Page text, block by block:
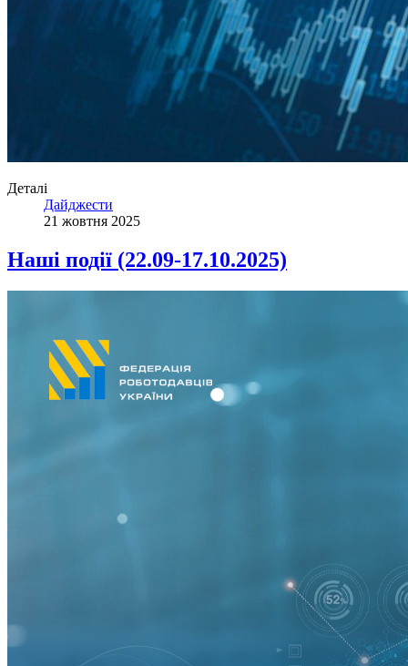
Деталі
Дайджести
21 жовтня 2025
Наші події (22.09-17.10.2025)